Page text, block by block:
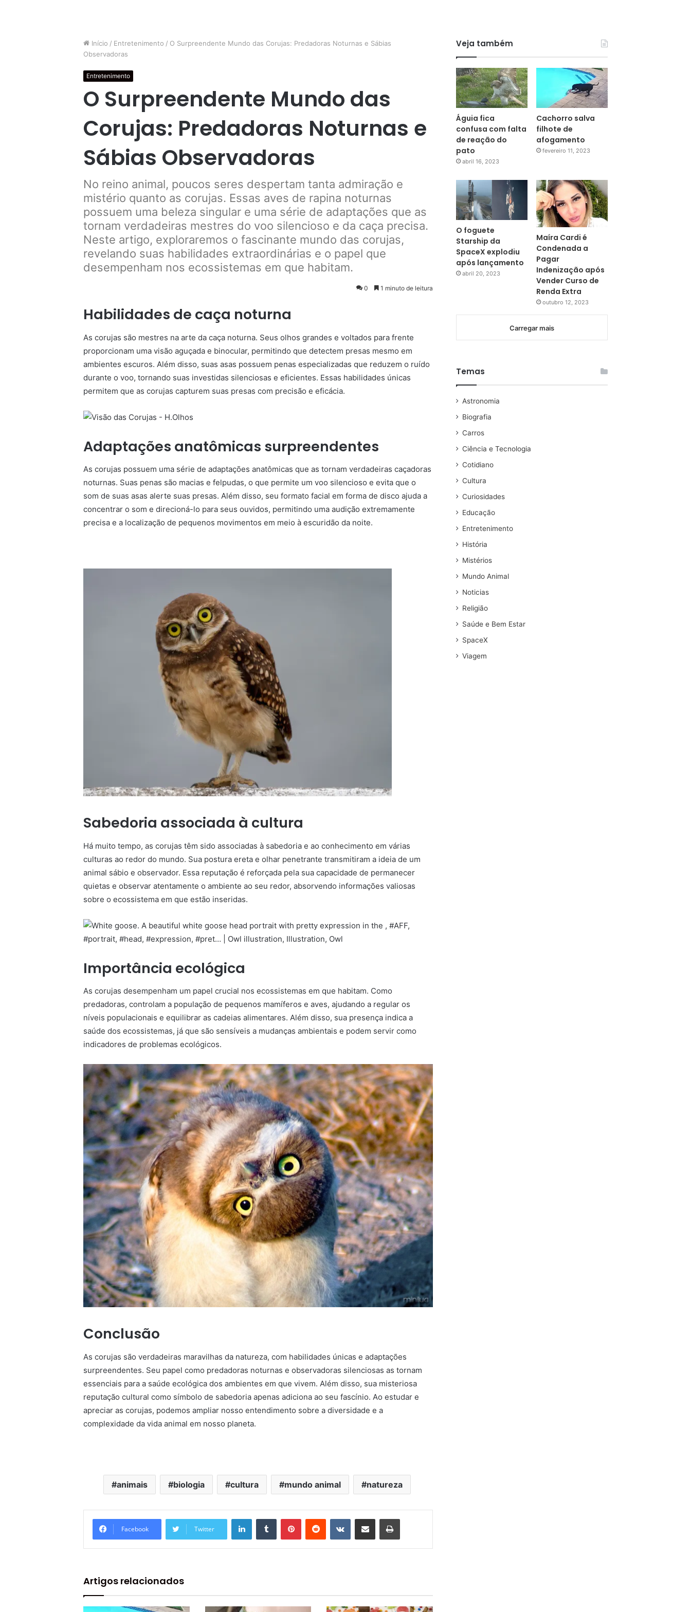
Início / Entretenimento / O Surpreendente Mundo das Corujas: Predadoras Noturnas e Sábias
Observadoras
Entretenimento
O Surpreendente Mundo das
Corujas: Predadoras Noturnas e
Sábias Observadoras
No reino animal, poucos seres despertam tanta admiração e
mistério quanto as corujas. Essas aves de rapina noturnas
possuem uma beleza singular e uma série de adaptações que as
tornam verdadeiras mestres do voo silencioso e da caça precisa.
Neste artigo, exploraremos o fascinante mundo das corujas,
revelando suas habilidades extraordinárias e o papel que
desempenham nos ecossistemas em que habitam.
0 1 minuto de leitura
Habilidades de caça noturna
As corujas são mestres na arte da caça noturna. Seus olhos grandes e voltados para frente
proporcionam uma visão aguçada e binocular, permitindo que detectem presas mesmo em
ambientes escuros. Além disso, suas asas possuem penas especializadas que reduzem o ruído
durante o voo, tornando suas investidas silenciosas e eficientes. Essas habilidades únicas
permitem que as corujas capturem suas presas com precisão e eficácia.
Adaptações anatômicas surpreendentes
As corujas possuem uma série de adaptações anatômicas que as tornam verdadeiras caçadoras
noturnas. Suas penas são macias e felpudas, o que permite um voo silencioso e evita que o
som de suas asas alerte suas presas. Além disso, seu formato facial em forma de disco ajuda a
concentrar o som e direcioná-lo para seus ouvidos, permitindo uma audição extremamente
precisa e a localização de pequenos movimentos em meio à escuridão da noite.
Sabedoria associada à cultura
Há muito tempo, as corujas têm sido associadas à sabedoria e ao conhecimento em várias
culturas ao redor do mundo. Sua postura ereta e olhar penetrante transmitiram a ideia de um
animal sábio e observador. Essa reputação é reforçada pela sua capacidade de permanecer
quietas e observar atentamente o ambiente ao seu redor, absorvendo informações valiosas
sobre o ecossistema em que estão inseridas.
Importância ecológica
As corujas desempenham um papel crucial nos ecossistemas em que habitam. Como
predadoras, controlam a população de pequenos mamíferos e aves, ajudando a regular os
níveis populacionais e equilibrar as cadeias alimentares. Além disso, sua presença indica a
saúde dos ecossistemas, já que são sensíveis a mudanças ambientais e podem servir como
indicadores de problemas ecológicos.
Conclusão
As corujas são verdadeiras maravilhas da natureza, com habilidades únicas e adaptações
surpreendentes. Seu papel como predadoras noturnas e observadoras silenciosas as tornam
essenciais para a saúde ecológica dos ambientes em que vivem. Além disso, sua misteriosa
reputação cultural como símbolo de sabedoria apenas adiciona ao seu fascínio. Ao estudar e
apreciar as corujas, podemos ampliar nosso entendimento sobre a diversidade e a
complexidade da vida animal em nosso planeta.
animais biologia cultura mundo animal natureza
Facebook Twitter
Artigos relacionados
Veja também
Águia fica
confusa com falta
de reação do
pato
abril 16, 2023
Cachorro salva
filhote de
afogamento
fevereiro 11, 2023
O foguete
Starship da
SpaceX explodiu
após lançamento
abril 20, 2023
Maíra Cardi é
Condenada a
Pagar
Indenização após
Vender Curso de
Renda Extra
outubro 12, 2023
Carregar mais
Temas
Astronomia
Biografia
Carros
Ciência e Tecnologia
Cotidiano
Cultura
Curiosidades
Educação
Entretenimento
História
Mistérios
Mundo Animal
Noticias
Religião
Saúde e Bem Estar
SpaceX
Viagem